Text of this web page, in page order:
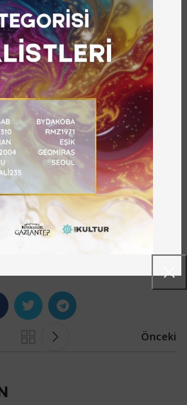
düşündüğümüzde biz
bir şeyler yapabiliriz diye
kurumlar, belediyemiz
63 fotoğrafçıdan oluşan bir
alarak destek olursunuz” diye
Özdemir ise sergiye destek
ederek, “Dünyanın farklı
farklı kentlerinden her birisi
diyebileceğimiz
fotoğraflarından oluşan
ettik” ifadelerini kullandı.
Önceki